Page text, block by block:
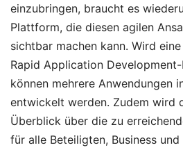
einzubringen, braucht es
Plattform, die diesen agilen
sichtbar machen kann. Wird
Rapid Application
können mehrere Anwendungen
entwickelt werden. Zudem wird
Überblick über die zu
für alle Beteiligten, Business und